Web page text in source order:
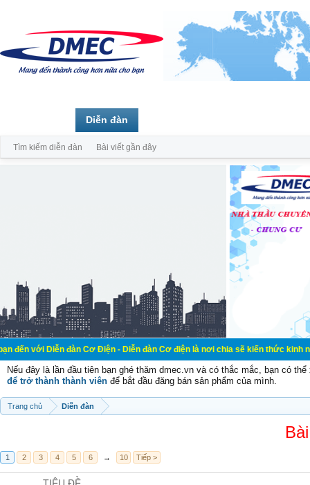
đàn Cơ Điện - Diễn đàn Cơ điện là nơi chia sẽ kiến thức kinh nghiệm
Nếu đây là lần đầu tiên bạn ghé thăm dmec.vn và có thắc mắc, bạn có
để trở thành thành viên để bắt đầu đăng bán sản phẩm của mình.
Trang chủ Diễn đàn
1 2 3 4 5 6 → 10 Tiếp >
Diễn đàn
Tìm kiếm diễn đàn Bài viết gần đây